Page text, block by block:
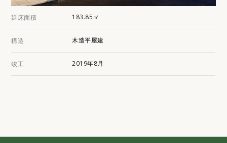
延床面積 183.85㎡
構造 木造平屋建
竣工 2019年8月